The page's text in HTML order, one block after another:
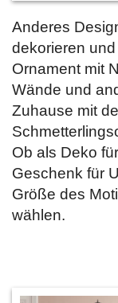
Anderes
dekorieren
Ornament mit
Wände und
Zuhause mit
Ob als Deko
Geschenk für
Größe des
wählen.